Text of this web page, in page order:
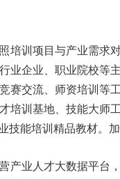
培训项目与产业需
业企业、职业院校等
赛交流、师资培训等
培训基地、技能大师
技能培训精品教材。
产业人才大数据平